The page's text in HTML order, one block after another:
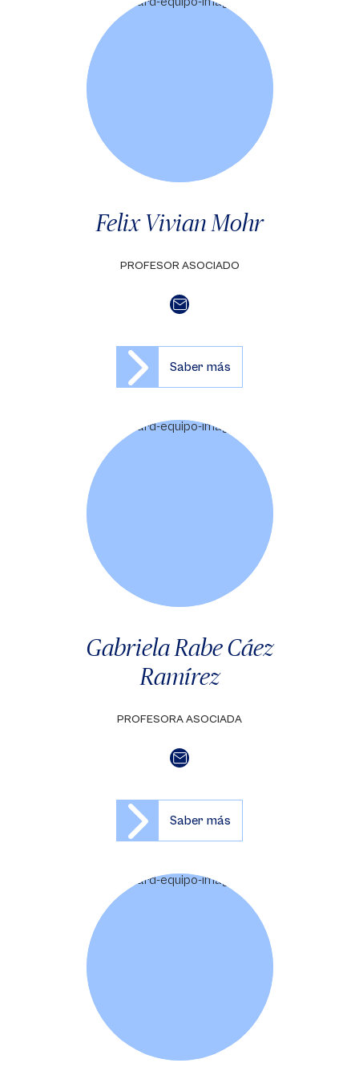
Felix Vivian Mohr
PROFESOR ASOCIADO
Saber más
Gabriela Rabe Cáez
Ramírez
PROFESORA ASOCIADA
Saber más